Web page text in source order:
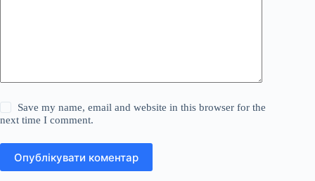
Save my name, email and website in this browser for the
next time I comment.
Опублікувати коментар